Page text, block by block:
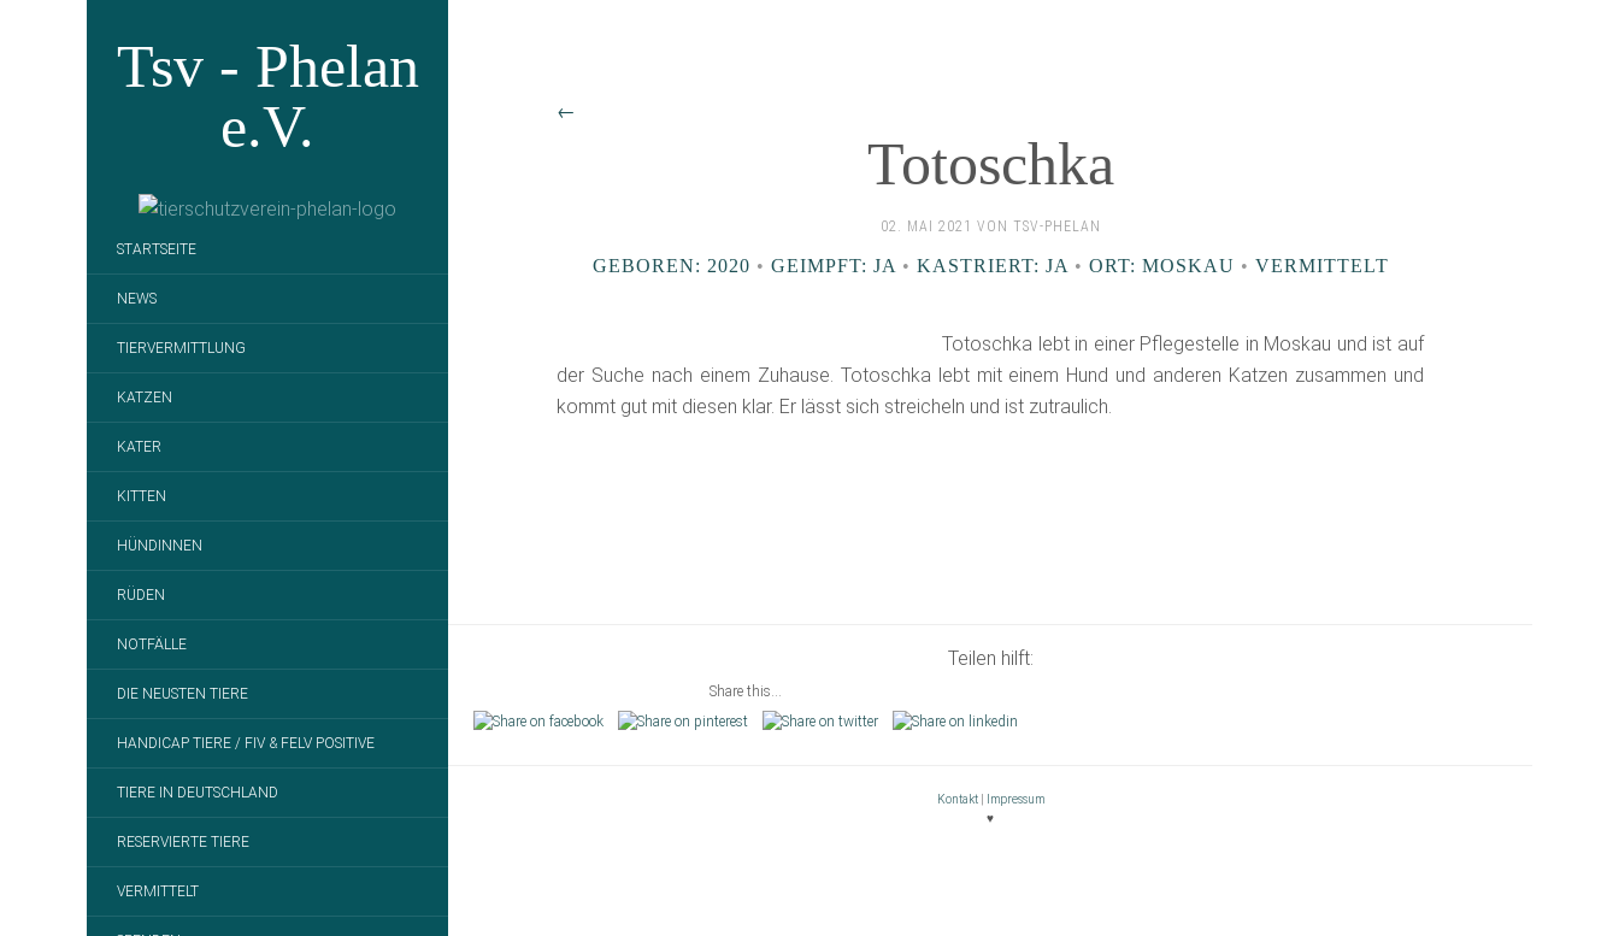
Tsv - Phelan
e.V.
STARTSEITE
NEWS
TIERVERMITTLUNG
KATZEN
KATER
KITTEN
HÜNDINNEN
RÜDEN
NOTFÄLLE
DIE NEUSTEN TIERE
HANDICAP TIERE / FIV & FELV POSITIVE
TIERE IN DEUTSCHLAND
RESERVIERTE TIERE
VERMITTELT
←
Totoschka
02. MAI 2021 VON TSV-PHELAN
GEBOREN: 2020 • GEIMPFT: JA • KASTRIERT: JA • ORT: MOSKAU • VERMITTELT
Totoschka lebt in einer Pflegestelle in Moskau und ist auf
der Suche nach einem Zuhause. Totoschka lebt mit einem Hund und anderen Katzen zusammen und
kommt gut mit diesen klar. Er lässt sich streicheln und ist zutraulich.
Teilen hilft:
Share this...
Kontakt|
Impressum
♥